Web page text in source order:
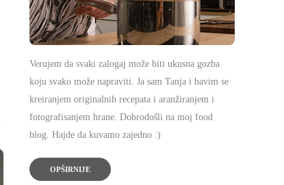
Verujem da svaki zalogaj može biti ukusna gozba
koju svako može napraviti. Ja sam Tanja i bavim se
kreiranjem originalnih recepata i aranžiranjem i
fotografisanjem hrane. Dobrodošli na moj food
blog. Hajde da kuvamo zajedno :)
OPŠIRNIJE